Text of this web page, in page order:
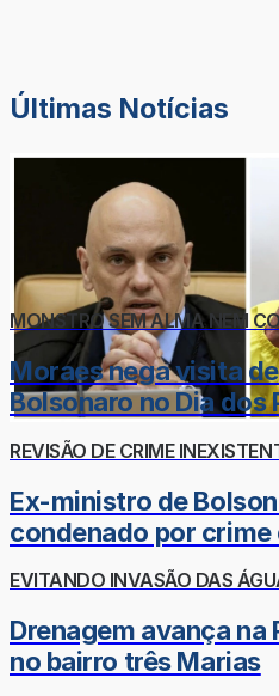
Últimas Notícias
MONSTRO SEM ALMA NEM
Moraes nega visita
Bolsonaro no Dia dos
REVISÃO DE CRIME
Ex-ministro de
condenado por crime
EVITANDO INVASÃO DAS
Drenagem avança na
no bairro três Marias